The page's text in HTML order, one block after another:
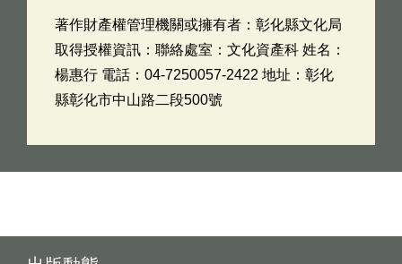
著作財產權管理機關或擁有者：彰化縣文化局
取得授權資訊：聯絡處室：文化資產科 姓名：
楊惠行 電話：04-7250057-2422 地址：彰化
縣彰化市中山路二段500號